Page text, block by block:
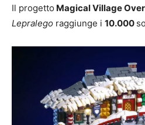
Il progetto Magical Village
Lepralego raggiunge i 10.000